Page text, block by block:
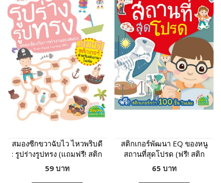
สมองซีกขวาฉับไว ไหวพริบดี
: รูปร่างรูปทรง (แถมฟรี! สติก
เกอร์)
59 บาท
สติกเกอร์พัฒนา EQ ของหนู
สถานที่สุดโปรด (ฟรี! สติก
เกอร์กว่า 100 ชิ้น ในเล่ม)
65 บาท